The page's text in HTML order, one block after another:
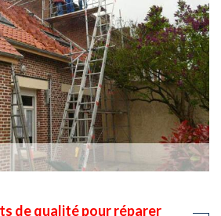
de qualité pour réparer